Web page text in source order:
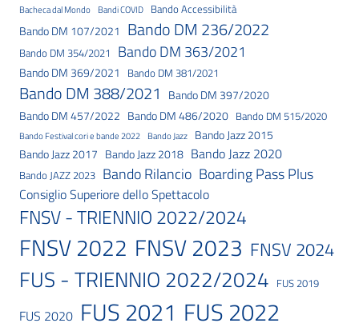
Bacheca dal Mondo Bandi COVID Bando Accessibilità
Bando DM 107/2021 Bando DM 236/2022
Bando DM 354/2021 Bando DM 363/2021
Bando DM 369/2021 Bando DM 381/2021
Bando DM 388/2021 Bando DM 397/2020
Bando DM 457/2022 Bando DM 486/2020 Bando DM 515/2020
Bando Festival cori e bande 2022 Bando Jazz
Bando Jazz 2015
Bando Jazz 2017 Bando Jazz 2018 Bando Jazz 2020
Bando JAZZ 2023 Bando Rilancio Boarding Pass Plus
Consiglio Superiore dello Spettacolo
FNSV - TRIENNIO 2022/2024
FNSV 2022 FNSV 2023 FNSV 2024
FUS - TRIENNIO 2022/2024 FUS 2019
FUS 2020 FUS 2021 FUS 2022